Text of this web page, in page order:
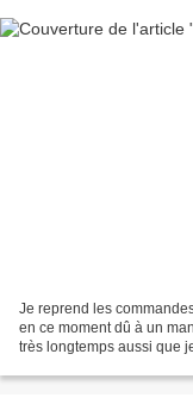
Je reprend les
en ce moment dû à un
très longtemps aussi que